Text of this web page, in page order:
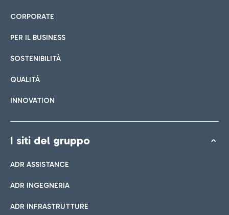
CORPORATE
PER IL BUSINESS
SOSTENIBILITÀ
QUALITÀ
INNOVATION
I siti del gruppo
ADR ASSISTANCE
ADR INGEGNERIA
ADR INFRASTRUTTURE